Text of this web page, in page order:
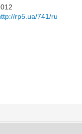
rp5.ua/741/ru